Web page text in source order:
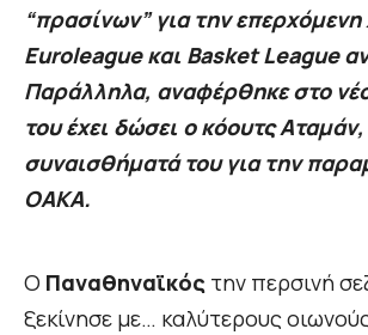
“πρασίνων” για την επερχόμενη
Euroleague και Basket League
Παράλληλα, αναφέρθηκε στο
του έχει δώσει ο κόουτς
συναισθήματά του για την
ΟΑΚΑ.
Ο Παναθηναϊκός την περσινή
ξεκίνησε με… καλύτερους